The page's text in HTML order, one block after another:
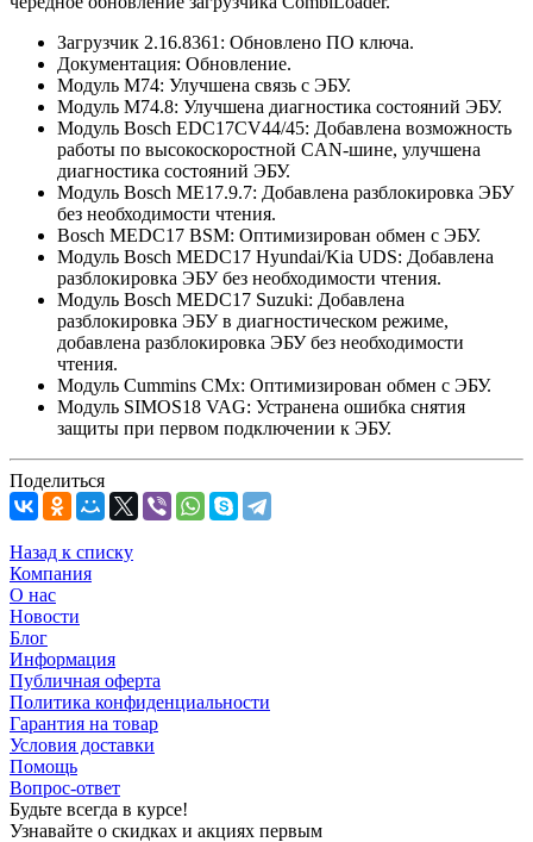
Загрузчик 2.16.8361: Обновлено ПО ключа.
Документация: Обновление.
Модуль М74: Улучшена связь с ЭБУ.
Модуль М74.8: Улучшена диагностика состояний ЭБУ.
Модуль Bosch EDC17CV44/45: Добавлена возможность
работы по высокоскоростной CAN-шине, улучшена
диагностика состояний ЭБУ.
Модуль Bosch ME17.9.7: Добавлена разблокировка ЭБУ
без необходимости чтения.
Bosch MEDC17 BSM: Оптимизирован обмен с ЭБУ.
Модуль Bosch MEDC17 Hyundai/Kia UDS: Добавлена
разблокировка ЭБУ без необходимости чтения.
Модуль Bosch MEDC17 Suzuki: Добавлена
разблокировка ЭБУ в диагностическом режиме,
добавлена разблокировка ЭБУ без необходимости
чтения.
Модуль Cummins CMx: Оптимизирован обмен с ЭБУ.
Модуль SIMOS18 VAG: Устранена ошибка снятия
защиты при первом подключении к ЭБУ.
Поделиться
Назад к списку
Компания
О нас
Новости
Блог
Информация
Публичная оферта
Политика конфиденциальности
Гарантия на товар
Условия доставки
Помощь
Вопрос-ответ
Будьте всегда в курсе!
Узнавайте о скидках и акциях первым